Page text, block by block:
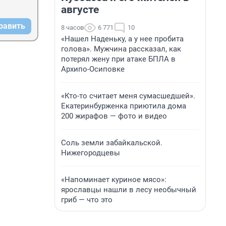
августе
8 часов 6 771 10
«Нашел Наденьку, а у нее пробита
голова». Мужчина рассказал, как
потерял жену при атаке БПЛА в
Архипо-Осиповке
«Кто-то считает меня сумасшедшей».
Екатеринбурженка приютила дома
200 жирафов — фото и видео
Соль земли забайкальской.
Нижегородцевы
«Напоминает куриное мясо»:
ярославцы нашли в лесу необычный
гриб — что это